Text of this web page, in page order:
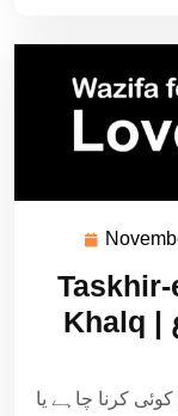
Khalq | تسخیر مطلوب اور رجوع
کرنا چاہے یا